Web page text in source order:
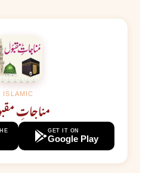
ISLAMIC
مناجاتِ
GET IT ON
Google Play